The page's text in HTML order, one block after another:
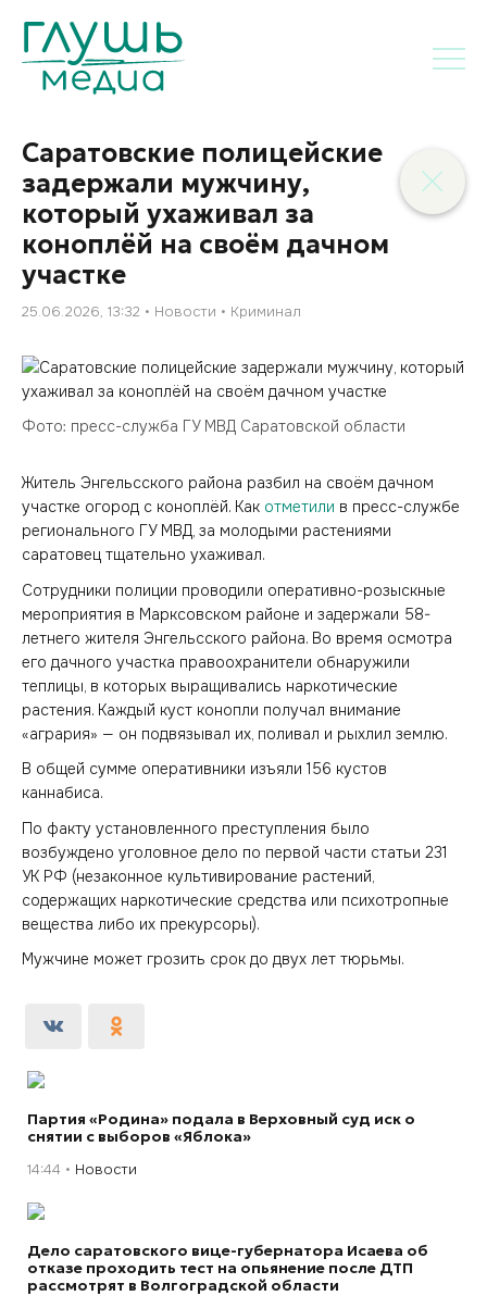
Саратовские полицейские
задержали мужчину,
который ухаживал за
коноплёй на своём дачном
участке
25.06.2026, 13:32 Новости Криминал
Фото: пресс-служба ГУ МВД Саратовской области
Житель Энгельсского района разбил на своём дачном
участке огород с коноплёй. Как отметили в пресс-службе
регионального ГУ МВД, за молодыми растениями
саратовец тщательно ухаживал.
Сотрудники полиции проводили оперативно-розыскные
мероприятия в Марксовском районе и задержали 58-
летнего жителя Энгельсского района. Во время осмотра
его дачного участка правоохранители обнаружили
теплицы, в которых выращивались наркотические
растения. Каждый куст конопли получал внимание
«агрария» — он подвязывал их, поливал и рыхлил землю.
В общей сумме оперативники изъяли 156 кустов
каннабиса.
По факту установленного преступления было
возбуждено уголовное дело по первой части статьи 231
УК РФ (незаконное культивирование растений,
содержащих наркотические средства или психотропные
вещества либо их прекурсоры).
Мужчине может грозить срок до двух лет тюрьмы.
Партия «Родина» подала в Верховный суд иск о
снятии с выборов «Яблока»
14:44 Новости
Дело саратовского вице-губернатора Исаева об
отказе проходить тест на опьянение после ДТП
рассмотрят в Волгоградской области